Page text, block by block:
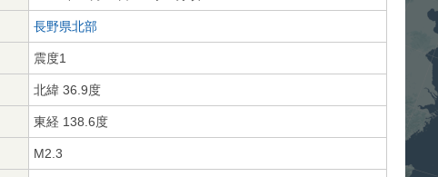
長野県北部
震度1
北緯 36.9度
東経 138.6度
M2.3